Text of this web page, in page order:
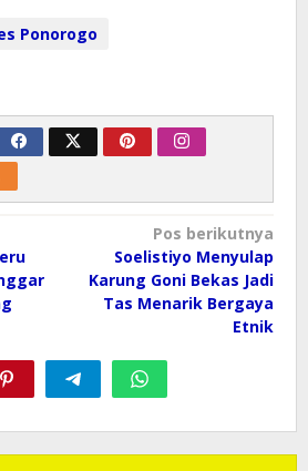
Ponorogo
Pos berikutnya
Soelistiyo Menyulap
Karung Goni Bekas Jadi
Tas Menarik Bergaya
Etnik